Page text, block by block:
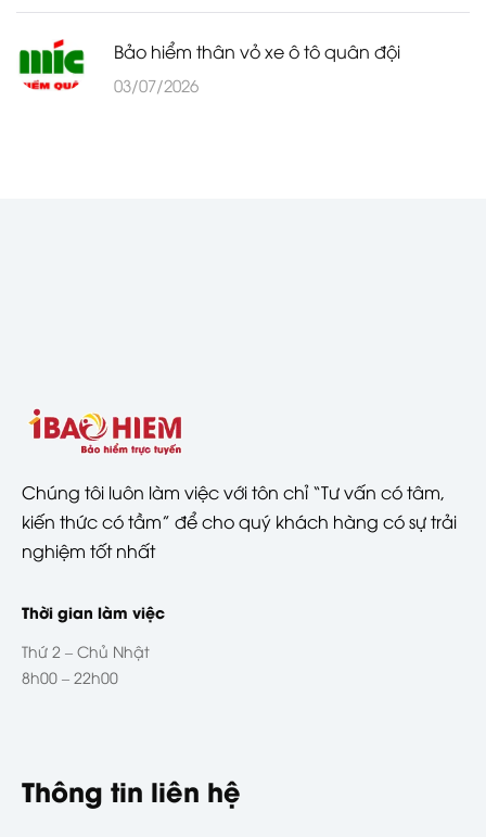
Bảo hiểm thân vỏ xe ô tô quân đội
03/07/2026
Chúng tôi luôn làm việc với tôn chỉ “Tư vấn có tâm,
kiến thức có tầm” để cho quý khách hàng có sự trải
nghiệm tốt nhất
Thời gian làm việc
Thứ 2 – Chủ Nhật
8h00 – 22h00
Thông tin liên hệ